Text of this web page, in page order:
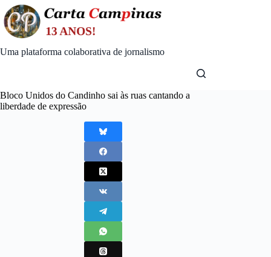
Skip
to
content
Uma plataforma colaborativa de jornalismo
Bloco Unidos do Candinho sai às ruas cantando a
liberdade de expressão